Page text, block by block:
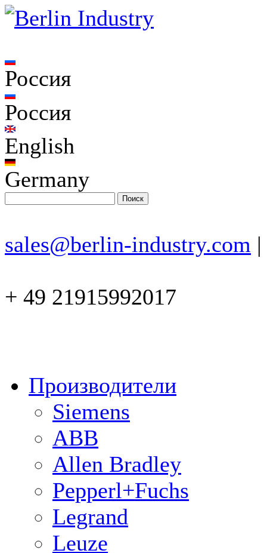
Россия
Россия
English
Germany
sales@berlin-industry.com |
+ 49 21915992017
Производители
Siemens
ABB
Allen Bradley
Pepperl+Fuchs
Legrand
Leuze